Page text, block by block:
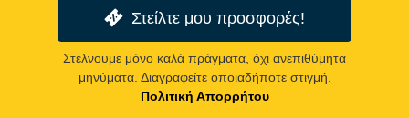
Στείλτε μου προσφορές!
Στέλνουμε μόνο καλά πράγματα, όχι ανεπιθύμητα
μηνύματα. Διαγραφείτε οποιαδήποτε στιγμή.
Πολιτική Απορρήτου